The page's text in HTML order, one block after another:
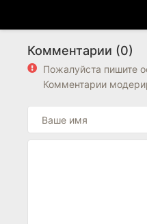
Комментарии (0)
Пожалуйста пишите
Комментарии